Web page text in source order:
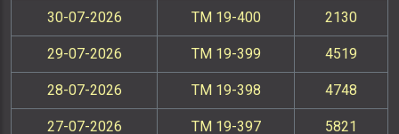
30-07-2026 TM 19-400 2130
29-07-2026 TM 19-399 4519
28-07-2026 TM 19-398 4748
27-07-2026 TM 19-397 5821